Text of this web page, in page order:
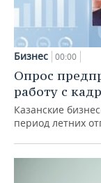
Бизнес 00:00
Опрос
работу с
Казанские
период летних